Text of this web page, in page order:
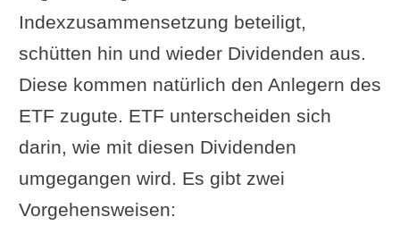
Indexzusammensetzung beteiligt,
schütten hin und wieder Dividenden aus.
Diese kommen natürlich den Anlegern des
ETF zugute. ETF unterscheiden sich
darin, wie mit diesen Dividenden
umgegangen wird. Es gibt zwei
Vorgehensweisen: